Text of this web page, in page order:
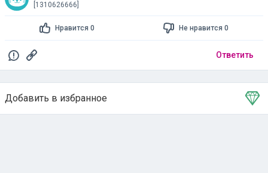
[1310626666]
Нравится 0 Не нравится 0
Ответить
Добавить в избранное
Тема в избранном